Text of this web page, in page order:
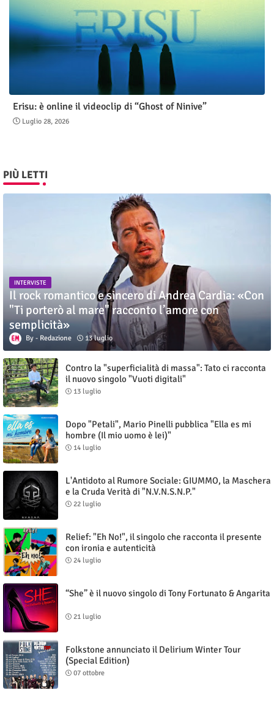
Erisu: è online il videoclip di “Ghost of Ninive”
Luglio 28, 2026
PIÙ LETTI
INTERVISTE
Il rock romantico e sincero di Andrea Cardia: «Con
"Ti porterò al mare" racconto l’amore con
semplicità»
Redazione 13 luglio
Contro la "superficialità di massa": Tato ci racconta
il nuovo singolo "Vuoti digitali"
13 luglio
Dopo "Petali", Mario Pinelli pubblica "Ella es mi
hombre (Il mio uomo è lei)"
14 luglio
L'Antidoto al Rumore Sociale: GIUMMO, la Maschera
e la Cruda Verità di "N.V.N.S.N.P."
22 luglio
Relief: "Eh No!", il singolo che racconta il presente
con ironia e autenticità
24 luglio
“She” è il nuovo singolo di Tony Fortunato & Angarita
21 luglio
Folkstone annunciato il Delirium Winter Tour
(Special Edition)
07 ottobre